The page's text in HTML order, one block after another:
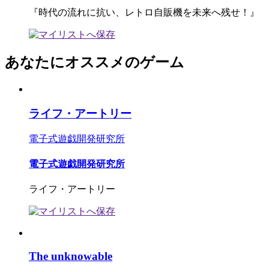
『時代の流れに抗い、レトロ自販機を未来へ残せ！』
あなたにオススメのゲーム
ライフ・アートリー
電子式遊戯開発研究所
電子式遊戯開発研究所
ライフ・アートリー
The unknowable